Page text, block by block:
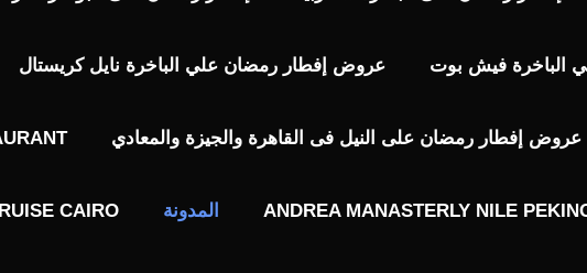
الباخرة فيش بوت عروض إفطار رمضان علي الباخرة نايل كريستال
عروض إفطار رمضان على النيل فى القاهرة والجيزة والمعادي
ANDREA MANASTERLY NILE المدونة CAIRO